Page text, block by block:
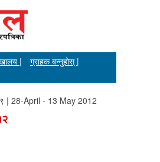
|
ग्राहक बन्नुहोस् |
| 28-April - 13 May 2012